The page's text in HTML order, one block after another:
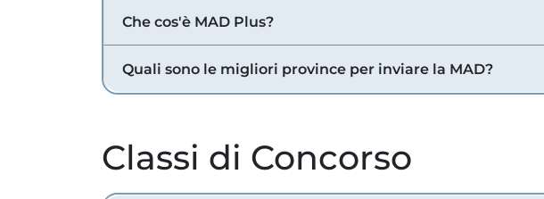
Che cos'è MAD Plus?
Quali sono le migliori province per inviare la MAD?
Classi di Concorso